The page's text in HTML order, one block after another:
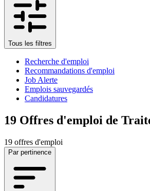
Tous les filtres
Recherche d'emploi
Recommandations d'emploi
Job Alerte
Emplois sauvegardés
Candidatures
19 Offres d'emploi de
19 offres d'emploi
Par pertinence